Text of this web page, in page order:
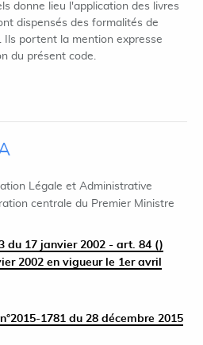
donne lieu l'application des livres
dispensés des formalités de
portent la mention expresse
du présent code.
Légale et Administrative
centrale du Premier Ministre
du 17 janvier 2002 - art. 84 ()
2002 en vigueur le 1er avril
1781 du 28 décembre 2015